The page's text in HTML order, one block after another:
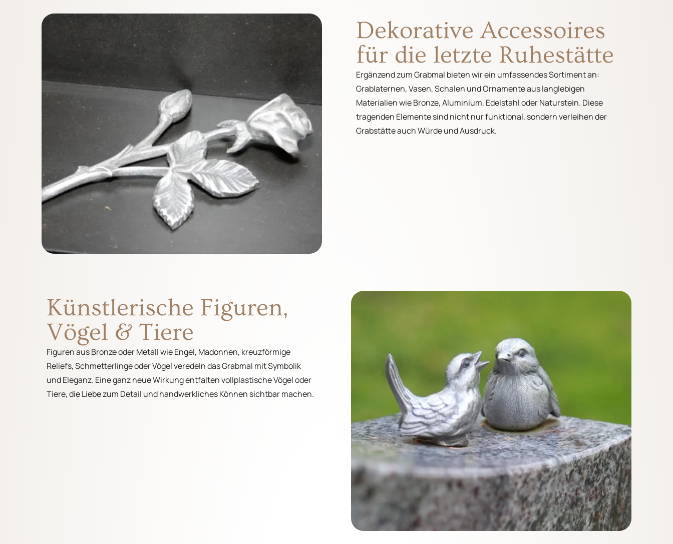
Dekorative Accessoires
für die letzte Ruhestätte
Ergänzend zum Grabmal bieten wir ein umfassendes Sortiment an:
Grablaternen, Vasen, Schalen und Ornamente aus langlebigen
Materialien wie Bronze, Aluminium, Edelstahl oder Naturstein. Diese
tragenden Elemente sind nicht nur funktional, sondern verleihen der
Grabstätte auch Würde und Ausdruck.
Künstlerische Figuren,
Vögel & Tiere
Figuren aus Bronze oder Metall wie Engel, Madonnen, kreuzförmige
Reliefs, Schmetterlinge oder Vögel veredeln das Grabmal mit Symbolik
und Eleganz. Eine ganz neue Wirkung entfalten vollplastische Vögel oder
Tiere, die Liebe zum Detail und handwerkliches Können sichtbar machen.